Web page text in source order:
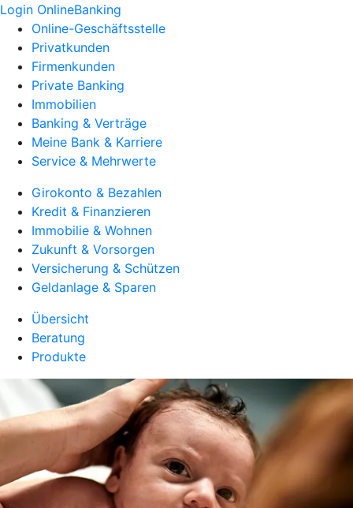
Login OnlineBanking
Online-Geschäftsstelle
Privatkunden
Firmenkunden
Private Banking
Immobilien
Banking & Verträge
Meine Bank & Karriere
Service & Mehrwerte
Girokonto & Bezahlen
Kredit & Finanzieren
Immobilie & Wohnen
Zukunft & Vorsorgen
Versicherung & Schützen
Geldanlage & Sparen
Übersicht
Beratung
Produkte